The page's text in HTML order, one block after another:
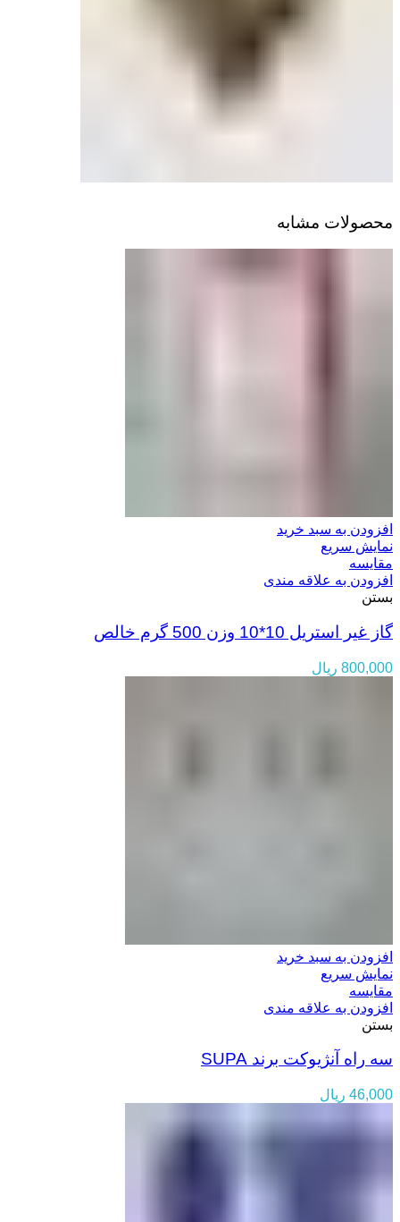
محصولات مشابه
افزودن به سبد خرید
نمایش سریع
مقایسه
افزودن به علاقه مندی
بستن
گاز غیر استریل 10*10 وزن 500 گرم خالص
800,000 ریال
افزودن به سبد خرید
نمایش سریع
مقایسه
افزودن به علاقه مندی
بستن
سه راه آنژیوکت برند SUPA
46,000 ریال